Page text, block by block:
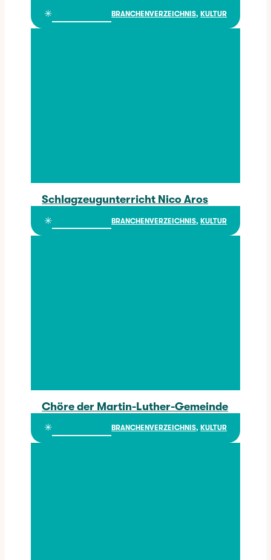
✳︎
BRANCHENVERZEICHNIS, KULTUR
Schlagzeugunterricht Nico Aros
Schlagzeugunterricht Nico Aros
✳︎
BRANCHENVERZEICHNIS, KULTUR
Chöre der Martin-Luther-Gemeinde
Chöre der Martin-Luther-Gemeinde
✳︎
BRANCHENVERZEICHNIS, KULTUR